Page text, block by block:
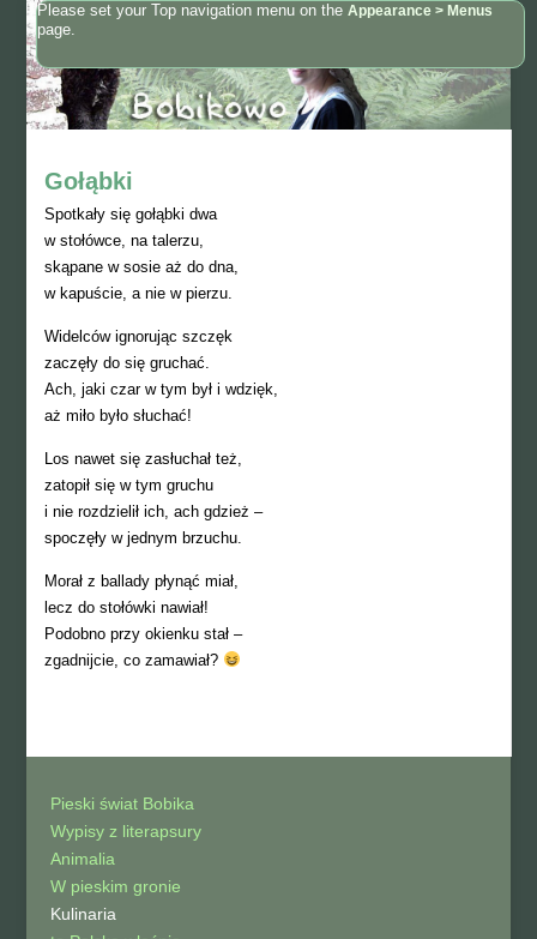
Please set your Top navigation menu on the Appearance > Menus
page.
Gołąbki
Spotkały się gołąbki dwa
w stołówce, na talerzu,
skąpane w sosie aż do dna,
w kapuście, a nie w pierzu.
Widelców ignorując szczęk
zaczęły do się gruchać.
Ach, jaki czar w tym był i wdzięk,
aż miło było słuchać!
Los nawet się zasłuchał też,
zatopił się w tym gruchu
i nie rozdzielił ich, ach gdzież –
spoczęły w jednym brzuchu.
Morał z ballady płynąć miał,
lecz do stołówki nawiał!
Podobno przy okienku stał –
zgadnijcie, co zamawiał?
Pieski świat Bobika
Wypisy z literapsury
Animalia
W pieskim gronie
Kulinaria